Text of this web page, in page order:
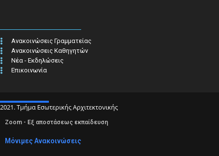
Ανακοινώσεις Γραμματείας
Ανακοινώσεις Καθηγητών
Νέα - Εκδηλώσεις
Επικοινωνία
2021. Τμήμα Εσωτερικής Αρχιτεκτονικής
Zoom - Εξ αποστάσεως εκπαίδευση
Μόνιμες Ανακοινώσεις